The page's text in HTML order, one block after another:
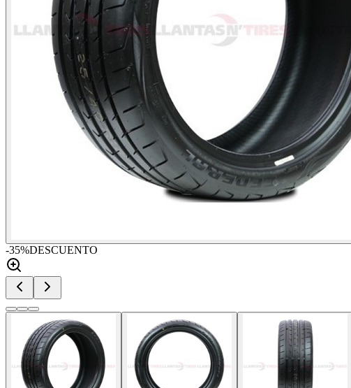
-35%DESCUENTO